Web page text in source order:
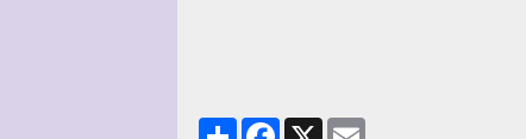
PartagerFacebook
X